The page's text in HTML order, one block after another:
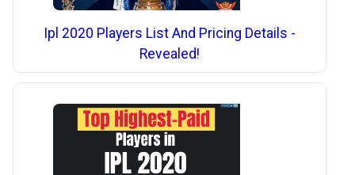
Ipl 2020 Players List And Pricing Details -
Revealed!